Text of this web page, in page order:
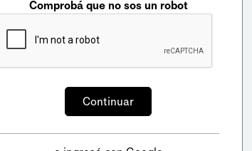
Comprobá que no sos un robot